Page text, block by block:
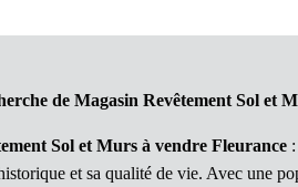
de Magasin Revêtement Sol et
Sol et Murs à vendre Fleurance
et sa qualité de vie. Avec une